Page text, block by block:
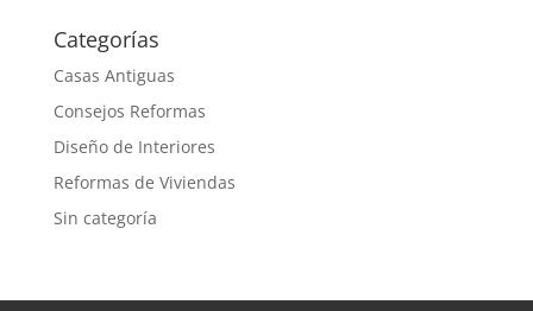
Categorías
Casas Antiguas
Consejos Reformas
Diseño de Interiores
Reformas de Viviendas
Sin categoría